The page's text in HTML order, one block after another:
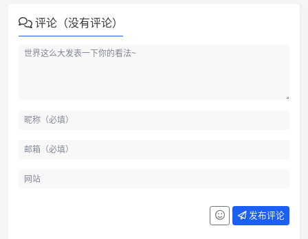
评论（没有评论）
发布评论